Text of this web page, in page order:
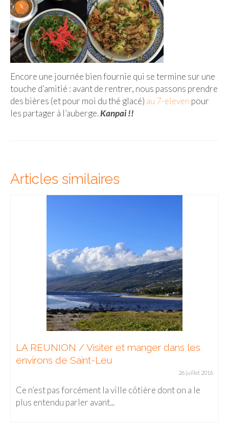
Encore une journée bien fournie qui se termine sur une
touche d’amitié : avant de rentrer, nous passons prendre
des bières (et pour moi du thé glacé) au 7-eleven pour
les partager à l’auberge.Kanpai !!
Articles similaires
LA REUNION / Visiter et manger dans les
environs de Saint-Leu
26 juillet 2016
Ce n’est pas forcément la ville côtière dont on a le
plus entendu parler avant...